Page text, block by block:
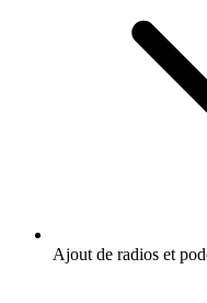
Ajout de radios et